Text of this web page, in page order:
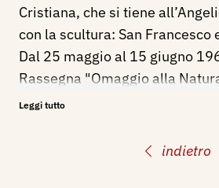
indietro
Cristiana, che si tiene
con la scultura: San Francesco
Dal 25 maggio al 15 giugno
Rassegna "Omaggio alla
galleria dell'Associazione
Leggi tutto